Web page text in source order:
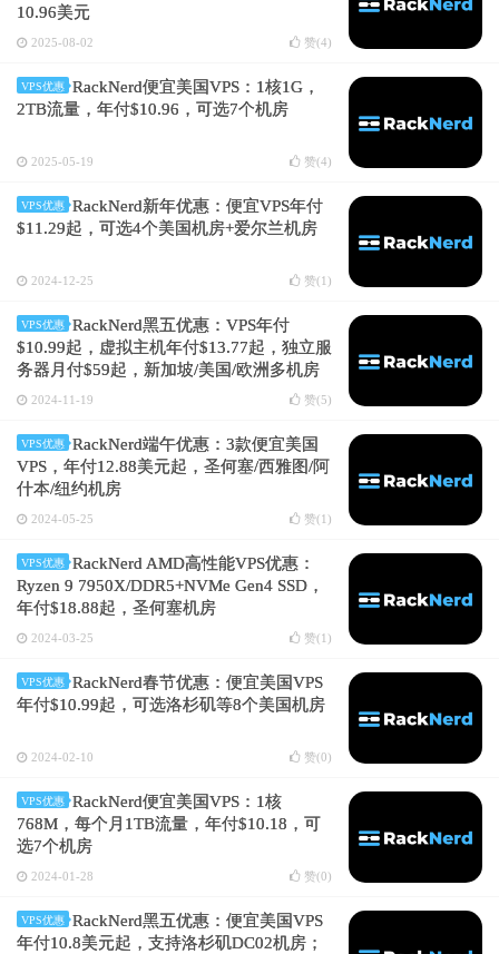
10.96美元
2025-08-02 赞(4)
VPS优惠
RackNerd便宜美国VPS：1核1G，
2TB流量，年付$10.96，可选7个机房
2025-05-19 赞(4)
VPS优惠
RackNerd新年优惠：便宜VPS年付
$11.29起，可选4个美国机房+爱尔兰机房
2024-12-25 赞(1 )
VPS优惠
RackNerd黑五优惠：VPS年付
$10.99起，虚拟主机年付$13.77起，独立服
务器月付$59起，新加坡/美国/欧洲多机房
2024-11-19 赞(5)
VPS优惠
RackNerd端午优惠：3款便宜美国
VPS，年付12.88美元起，圣何塞/西雅图/阿
什本/纽约机房
2024-05-25 赞(1 )
VPS优惠
RackNerd AMD高性能VPS优惠：
Ryzen 9 7950X/DDR5+NVMe Gen4 SSD，
年付$18.88起，圣何塞机房
2024-03-25 赞(1 )
VPS优惠
RackNerd春节优惠：便宜美国VPS
年付$10.99起，可选洛杉矶等8个美国机房
2024-02-10 赞(0)
VPS优惠
RackNerd便宜美国VPS：1核
768M，每个月1TB流量，年付$10.18，可
选7个机房
2024-01-28 赞(0)
VPS优惠
RackNerd黑五优惠：便宜美国VPS
年付10.8美元起，支持洛杉矶DC02机房；